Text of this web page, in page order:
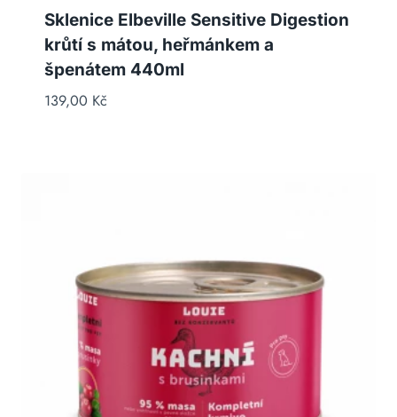
Sklenice Elbeville Sensitive Digestion
krůtí s mátou, heřmánkem a
špenátem 440ml
139,00 Kč